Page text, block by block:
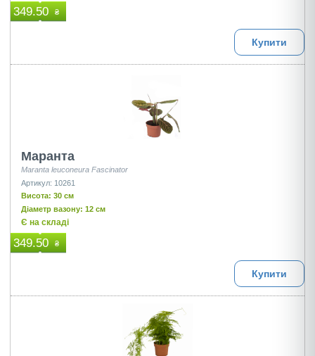
349.50 ₴
Купити
Маранта
Maranta leuconeura Fascinator
Артикул: 10261
Висота: 30 см
Діаметр вазону: 12 см
Є на складі
349.50 ₴
Купити